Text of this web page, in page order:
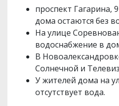
проспект Гагарина,
дома остаются без
На улице
водоснабжение в
В
Солнечной и
У жителей дома на
отсутствует вода.